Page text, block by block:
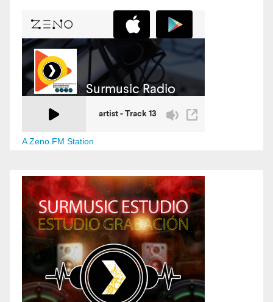
A Zeno.FM Station